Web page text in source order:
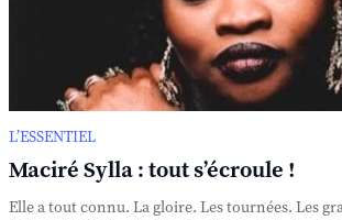
L’ESSENTIEL
Maciré Sylla : tout s’écroule !
Elle a tout connu. La gloire. Les tournées. Les